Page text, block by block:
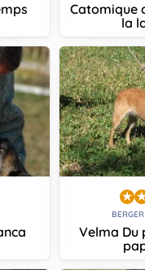
Catomique
la
Velma Du